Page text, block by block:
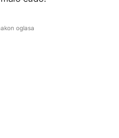
oglasa